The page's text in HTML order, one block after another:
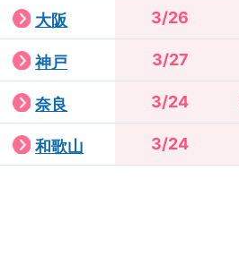
大阪 3/26
神戸 3/27
奈良 3/24
和歌山 3/24